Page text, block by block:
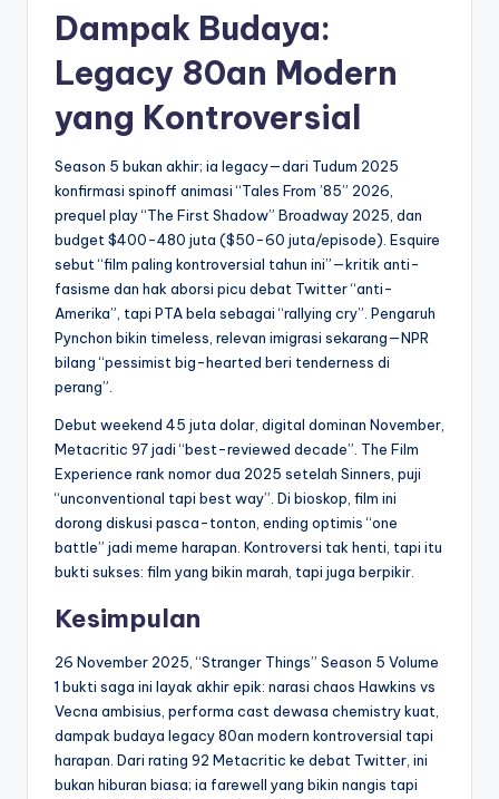
Dampak Budaya:
Legacy 80an Modern
yang Kontroversial
Season 5 bukan akhir; ia legacy—dari Tudum 2025
konfirmasi spinoff animasi “Tales From ’85” 2026,
prequel play “The First Shadow” Broadway 2025, dan
budget $400-480 juta ($50-60 juta/episode). Esquire
sebut “film paling kontroversial tahun ini”—kritik anti-
fasisme dan hak aborsi picu debat Twitter “anti-
Amerika”, tapi PTA bela sebagai “rallying cry”. Pengaruh
Pynchon bikin timeless, relevan imigrasi sekarang—NPR
bilang “pessimist big-hearted beri tenderness di
perang”.
Debut weekend 45 juta dolar, digital dominan November,
Metacritic 97 jadi “best-reviewed decade”. The Film
Experience rank nomor dua 2025 setelah Sinners, puji
“unconventional tapi best way”. Di bioskop, film ini
dorong diskusi pasca-tonton, ending optimis “one
battle” jadi meme harapan. Kontroversi tak henti, tapi itu
bukti sukses: film yang bikin marah, tapi juga berpikir.
Kesimpulan
26 November 2025, “Stranger Things” Season 5 Volume
1 bukti saga ini layak akhir epik: narasi chaos Hawkins vs
Vecna ambisius, performa cast dewasa chemistry kuat,
dampak budaya legacy 80an modern kontroversial tapi
harapan. Dari rating 92 Metacritic ke debat Twitter, ini
bukan hiburan biasa; ia farewell yang bikin nangis tapi